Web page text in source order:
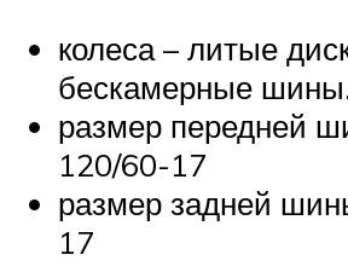
колеса – литые
бескамерные
размер передней
120/60-17
размер задней
17